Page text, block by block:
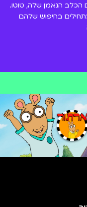
הנאמן שלה, טוטו.
בחיפוש שלהם